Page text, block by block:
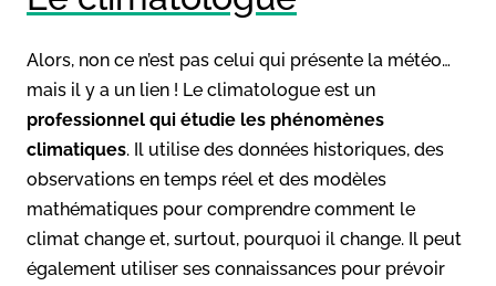
Alors, non ce n’est pas celui qui présente la météo…
mais il y a un lien ! Le climatologue est un
professionnel qui étudie les phénomènes
climatiques. Il utilise des données historiques, des
observations en temps réel et des modèles
mathématiques pour comprendre comment le
climat change et, surtout, pourquoi il change. Il peut
également utiliser ses connaissances pour prévoir